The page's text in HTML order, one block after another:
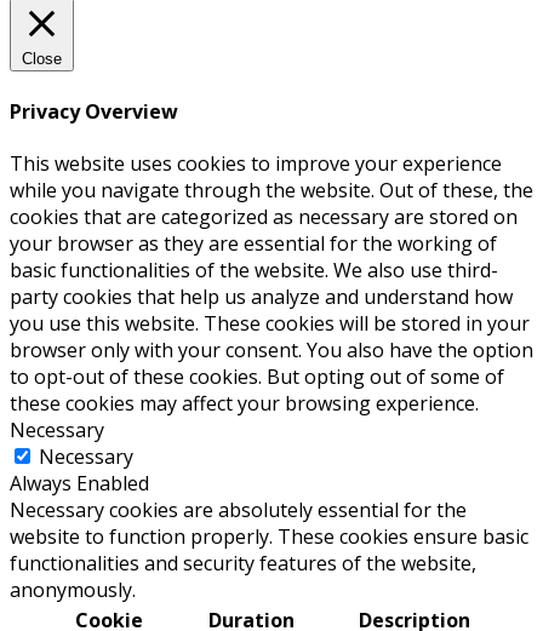
Close
Privacy Overview
This website uses cookies to improve your experience
while you navigate through the website. Out of these, the
cookies that are categorized as necessary are stored on
your browser as they are essential for the working of
basic functionalities of the website. We also use third-
party cookies that help us analyze and understand how
you use this website. These cookies will be stored in your
browser only with your consent. You also have the option
to opt-out of these cookies. But opting out of some of
these cookies may affect your browsing experience.
Necessary
Necessary
Always Enabled
Necessary cookies are absolutely essential for the
website to function properly. These cookies ensure basic
functionalities and security features of the website,
anonymously.
Cookie
Duration Description